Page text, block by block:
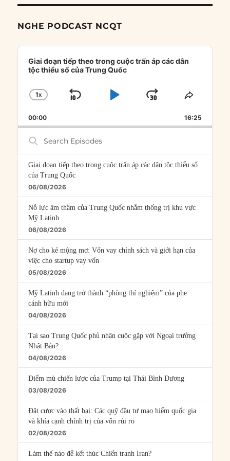
NGHE PODCAST NCQT
Audio
Player
Giai đoạn tiếp theo trong cuộc trấn áp các dân
tộc thiểu số của Trung Quốc
CHANGE
RATE
1X
SKIP
PLAYJUMP
FORWARD
SHARE
00:00 16:25
Search
Episodes
Giai đoạn tiếp theo trong cuộc trấn áp các dân tộc thiểu số
của Trung Quốc
06/08/2026
Nỗ lực âm thầm của Trung Quốc nhằm thống trị khu vực
Mỹ Latinh
06/08/2026
Nợ cho kẻ mộng mơ: Vốn vay chính sách và giới hạn của
việc cho startup vay vốn
05/08/2026
Mỹ Latinh đang trở thành “phòng thí nghiệm” của phe
cánh hữu mới
04/08/2026
Tại sao Trung Quốc phủ nhận cuộc gặp với Ngoại trưởng
Nhật Bản?
04/08/2026
Điểm mù chiến lược của Trump tại Thái Bình Dương
03/08/2026
Đặt cược vào thất bại: Các quỹ đầu tư mạo hiểm quốc gia
và khía cạnh chính trị của vốn rủi ro
02/08/2026
Làm thế nào để kết thúc Chiến tranh Iran?